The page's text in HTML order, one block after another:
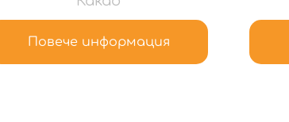
Повече информация